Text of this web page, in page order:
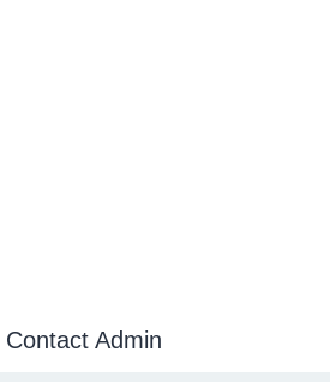
Contact Admin